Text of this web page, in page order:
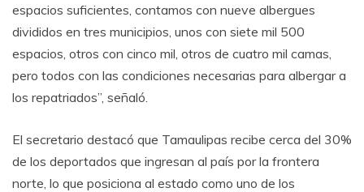
espacios suficientes, contamos con nueve albergues
divididos en tres municipios, unos con siete mil 500
espacios, otros con cinco mil, otros de cuatro mil camas,
pero todos con las condiciones necesarias para albergar a
los repatriados”, señaló.
El secretario destacó que Tamaulipas recibe cerca del 30%
de los deportados que ingresan al país por la frontera
norte, lo que posiciona al estado como uno de los